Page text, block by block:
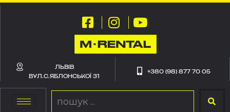
ЛЬВІВ
ВУЛ.С.ЯБЛОНСЬКОЇ 31
+380 (98) 877 70 05